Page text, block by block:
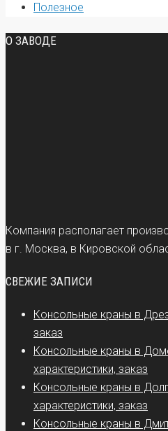
Полезное
О ЗАВОДЕ
Компания располагает
в г. Москва, в Кировской
СВЕЖИЕ ЗАПИСИ
Консольные краны в
заказ
Консольные краны в
характеристики, заказ
Консольные краны в
характеристики, заказ
Консольные краны в